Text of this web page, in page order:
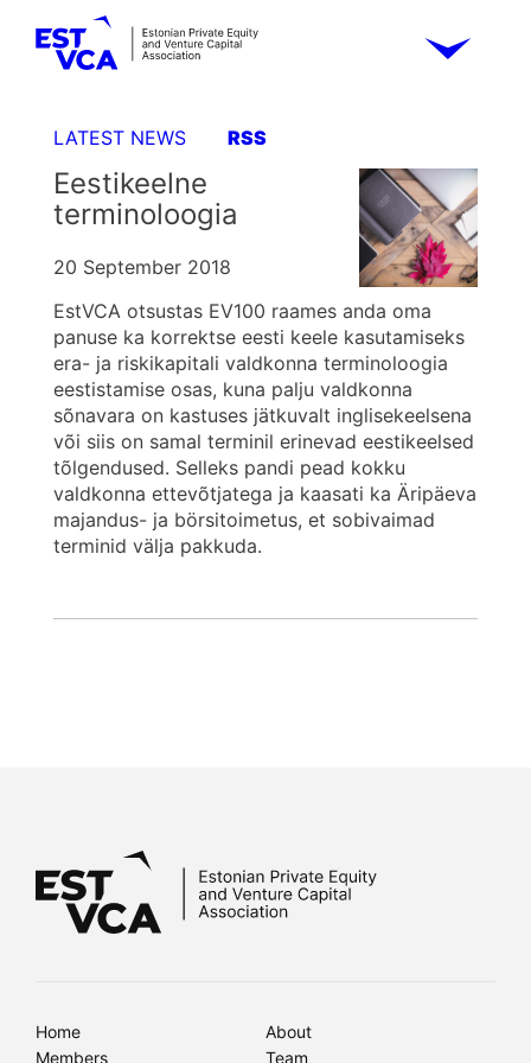
LATEST NEWS RSS
Eestikeelne
terminoloogia
20 September 2018
EstVCA otsustas EV100 raames anda oma
panuse ka korrektse eesti keele kasutamiseks
era- ja riskikapitali valdkonna terminoloogia
eestistamise osas, kuna palju valdkonna
sõnavara on kastuses jätkuvalt inglisekeelsena
või siis on samal terminil erinevad eestikeelsed
tõlgendused. Selleks pandi pead kokku
valdkonna ettevõtjatega ja kaasati ka Äripäeva
majandus- ja börsitoimetus, et sobivaimad
terminid välja pakkuda.
Home
About
Members
Team